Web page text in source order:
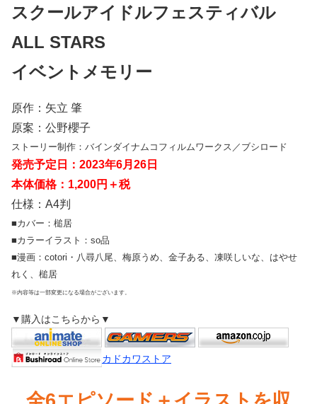
スクールアイドルフェスティバル
ALL STARS
イベントメモリー
原作：矢立 肇
原案：公野櫻子
ストーリー制作：バインダイナムコフィルムワークス／ブシロード
発売予定日：2023年6月26日
本体価格：1,200円＋税
仕様：A4判
■カバー：槌居
■カラーイラスト：so品
■漫画：cotori・八尋八尾、梅原うめ、金子ある、凍咲しいな、はやせ
れく、槌居
※内容等は一部変更になる場合がございます。
▼購入はこちらから▼
カドカワストア